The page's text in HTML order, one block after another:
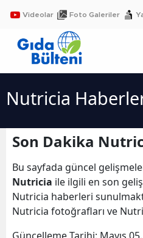
Videolar Foto Galeriler
Nutricia
Son Dakika
Bu sayfada güncel
Nutricia ile ilgili en son
Nutricia haberleri
Nutricia fotoğrafları ve